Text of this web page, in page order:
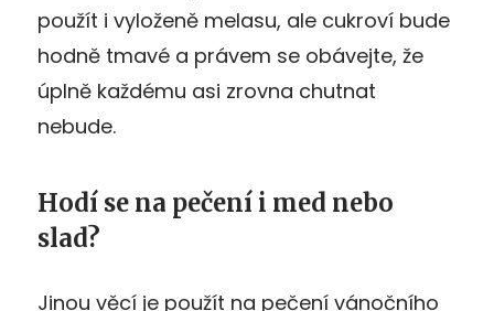
použít i vyloženě melasu, ale cukroví bude
hodně tmavé a právem se obávejte, že
úplně každému asi zrovna chutnat
nebude.
Hodí se na pečení i med nebo
slad?
Jinou věcí je použít na pečení vánočního